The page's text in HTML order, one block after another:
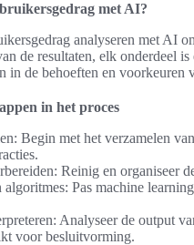
met AI?
analyseren met AI
de resultaten, elk onderdeel
in de behoeften en voorkeuren
in het proces
Begin met het verzamelen
Reinig en organiseer
algoritmes: Pas machine
Analyseer de output
voor besluitvorming.